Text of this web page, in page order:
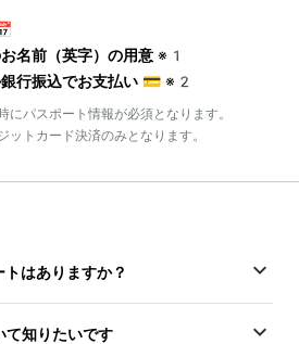
名前（英字）の用意 ※1
行振込でお支払い 💳 ※2
パスポート情報が必須となります。
トカード決済のみとなります。
はありますか？
て知りたいです